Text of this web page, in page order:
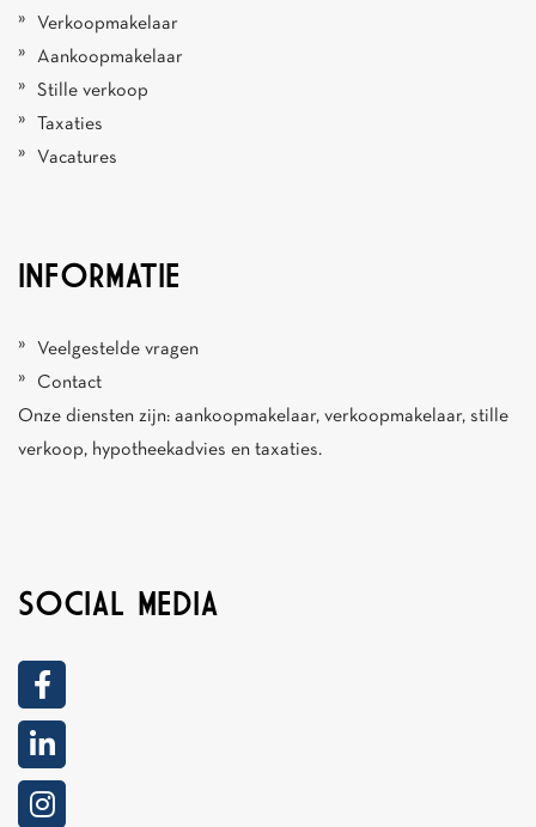
Verkoopmakelaar
Aankoopmakelaar
Stille verkoop
Taxaties
Vacatures
INFORMATIE
Veelgestelde vragen
Contact
Onze diensten zijn: aankoopmakelaar, verkoopmakelaar, stille
verkoop, hypotheekadvies en taxaties.
SOCIAL MEDIA